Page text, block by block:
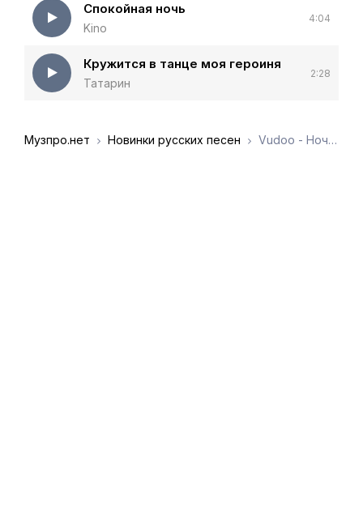
Спокойная ночь
Kino
4:04
Кружится в танце моя героиня
Татарин
2:28
Музпро.нет Новинки русских песен Vudoo - Ночь и танцпол